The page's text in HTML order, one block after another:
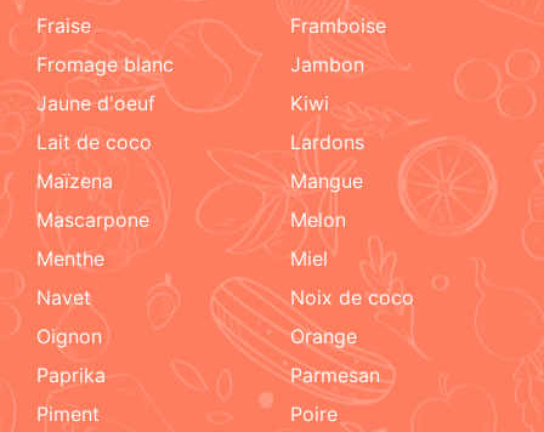
fraise
framboise
fromage blanc
jambon
jaune d'oeuf
kiwi
lait de coco
lardons
maïzena
mangue
mascarpone
melon
menthe
miel
navet
noix de coco
oignon
orange
paprika
parmesan
piment
poire